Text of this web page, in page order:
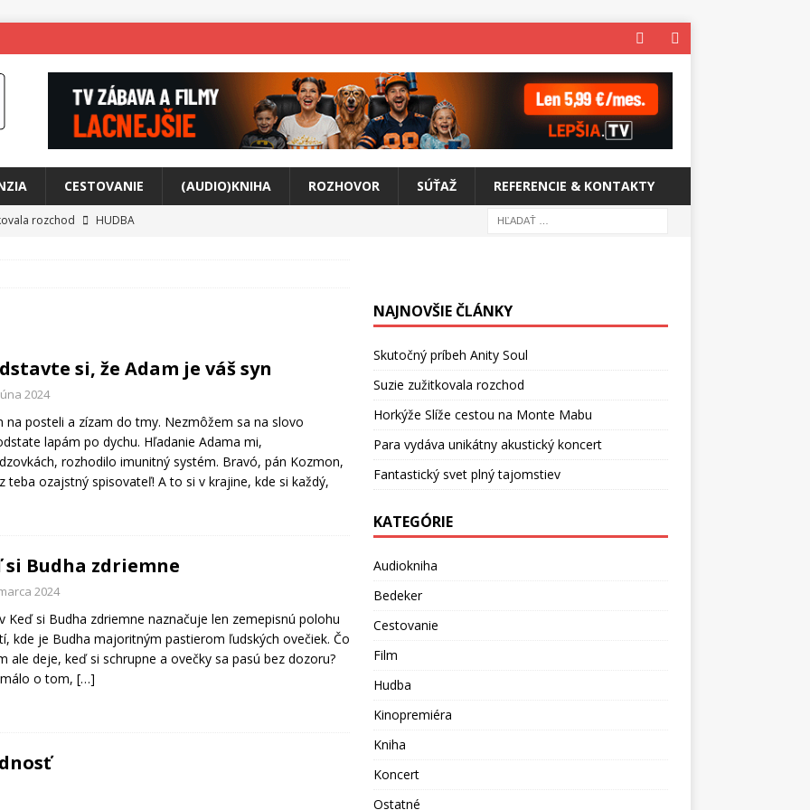
CESTOVANIE (AUDIO)KNIHA ROZHOVOR SÚŤAŽ REFERENCIE & KONTAKTY
rozchod
HUDBA
prepojí generácie
FILM
Anity Soul
si, že Adam je váš syn
2024
na posteli a zízam do tmy. Nezmôžem sa na slovo
lapám po dychu. Hľadanie Adama mi,
rozhodilo imunitný systém. Bravó, pán Kozmon,
teba ozajstný spisovateľ! A to si v krajine, kde si každý,
si Budha zdriemne
2024
Keď si Budha zdriemne naznačuje len zemepisnú polohu
kde je Budha majoritným pastierom ľudských ovečiek. Čo
ale deje, keď si schrupne a ovečky sa pasú bez dozoru?
o tom, […]
NAJNOVŠIE ČLÁNKY
Skutočný príbeh Anity Soul
Suzie zužitkovala rozchod
Horkýže Slíže cestou na Monte Mabu
Para vydáva unikátny akustický koncert
Fantastický svet plný tajomstiev
KATEGÓRIE
Audiokniha
Bedeker
Cestovanie
Film
Hudba
Kinopremiéra
Kniha
Koncert
Ostatné